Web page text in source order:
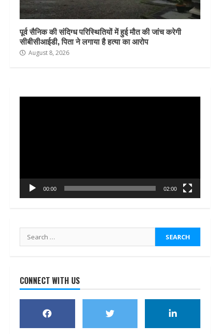
पूर्व सैनिक की संदिग्ध परिस्थितियों में हुई मौत की जांच करेगी
सीबीसीआईडी, पिता ने लगाया है हत्या का आरोप
August 8, 2026
00:00 02:00
Search
for:
CONNECT WITH US